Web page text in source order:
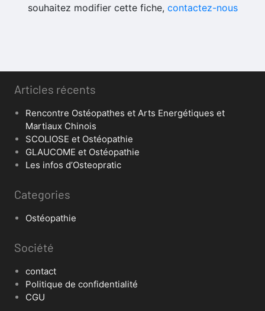
souhaitez modifier cette fiche, contactez-nous
Articles récents
Rencontre Ostéopathes et Arts Energétiques et
Martiaux Chinois
SCOLIOSE et Ostéopathie
GLAUCOME et Ostéopathie
Les infos d’Osteopratic
Categories
Ostéopathie
Société
contact
Politique de confidentialité
CGU